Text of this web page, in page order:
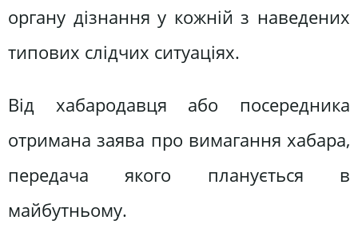
органу дізнання у кожній з наведених
типових слідчих ситуаціях.
Від хабародавця або посередника
отримана заява про вимагання хабара,
передача якого планується в
майбутньому.